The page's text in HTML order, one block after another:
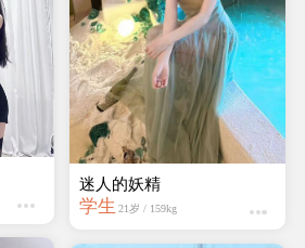
迷人的妖精
学生 21岁 / 159kg